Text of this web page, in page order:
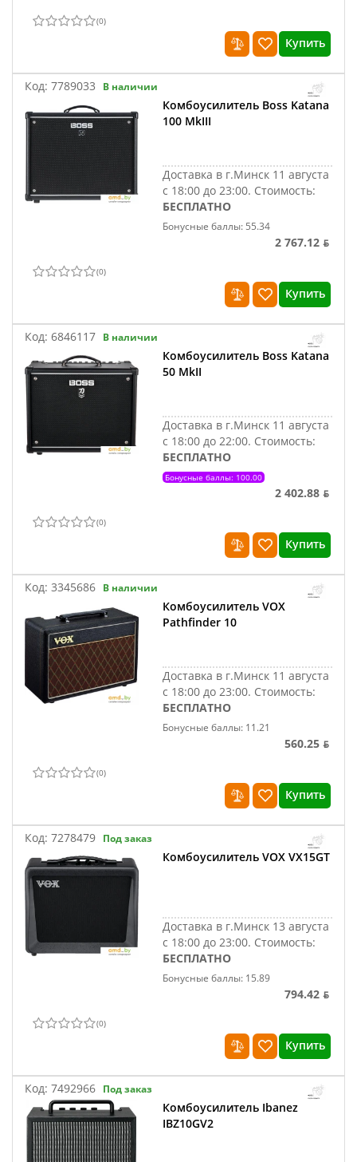
(0)
Купить
Код: 7789033 В наличии
Комбоусилитель Boss Katana
100 MkIII
Доставка в г.Минск 11 августа
с 18:00 до 23:00. Стоимость:
БЕСПЛАТНО
Бонусные баллы: 55.34
2 767.12 ƃ
(0)
Купить
Код: 6846117 В наличии
Комбоусилитель Boss Katana
50 MkII
Доставка в г.Минск 11 августа
с 18:00 до 22:00. Стоимость:
БЕСПЛАТНО
Бонусные баллы: 100.00
2 402.88 ƃ
(0)
Купить
Код: 3345686 В наличии
Комбоусилитель VOX
Pathfinder 10
Доставка в г.Минск 11 августа
с 18:00 до 23:00. Стоимость:
БЕСПЛАТНО
Бонусные баллы: 11.21
560.25 ƃ
(0)
Купить
Код: 7278479 Под заказ
Комбоусилитель VOX VX15GT
Доставка в г.Минск 13 августа
с 18:00 до 23:00. Стоимость:
БЕСПЛАТНО
Бонусные баллы: 15.89
794.42 ƃ
(0)
Купить
Код: 7492966 Под заказ
Комбоусилитель Ibanez
IBZ10GV2